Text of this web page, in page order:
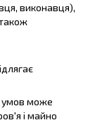
виконавця),
умов може
і майно